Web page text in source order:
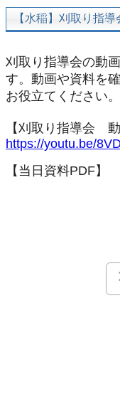
【水稲】刈取り指
刈取り指導会の動
す。動画や資料を
お役立てください。
【刈取り指導会 動
https://youtu.be/
【当日資料PDF】